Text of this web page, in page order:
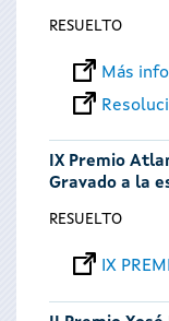
RESUELTO
Más
IX Premio
Gravado a la
RESUELTO
IX